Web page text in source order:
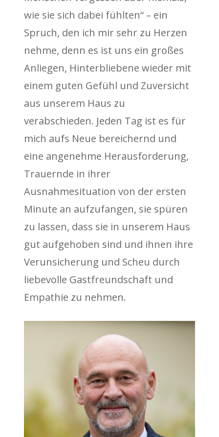
wie sie sich dabei fühlten“ – ein
Spruch, den ich mir sehr zu Herzen
nehme, denn es ist uns ein großes
Anliegen, Hinterbliebene wieder mit
einem guten Gefühl und Zuversicht
aus unserem Haus zu
verabschieden. Jeden Tag ist es für
mich aufs Neue bereichernd und
eine angenehme Herausforderung,
Trauernde in ihrer
Ausnahmesituation von der ersten
Minute an aufzufangen, sie spüren
zu lassen, dass sie in unserem Haus
gut aufgehoben sind und ihnen ihre
Verunsicherung und Scheu durch
liebevolle Gastfreundschaft und
Empathie zu nehmen.